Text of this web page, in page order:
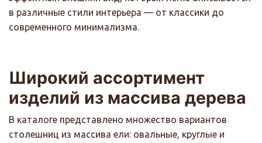
в различные стили интерьера — от классики до
современного минимализма.
Широкий ассортимент
изделий из массива дерева
В каталоге представлено множество вариантов
столешниц из массива ели: овальные, круглые и